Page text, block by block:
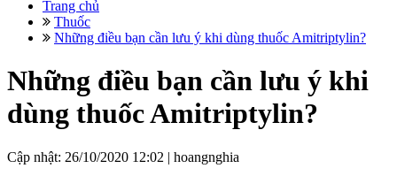
Trang chủ
Thuốc
Những điều bạn cần lưu ý khi dùng thuốc Amitriptylin?
Những điều bạn cần lưu ý khi
dùng thuốc Amitriptylin?
Cập nhật: 26/10/2020 12:02 | hoangnghia